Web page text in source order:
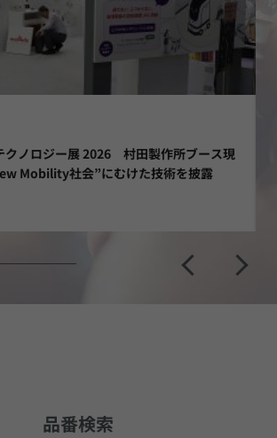
クノロジー展 2026 村田製作所ブース現
Mobility社会”にむけた技術を披露
品番検索